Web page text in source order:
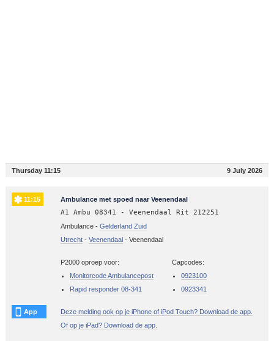
Thursday 11:15 9 July 2026
11:15 Ambulance met spoed naar Veenendaal
A1 Ambu 08341 - Veenendaal Rit 212251
Ambulance - Gelderland Zuid
Utrecht- Veenendaal - Veenendaal
P2000 oproep voor:
Monitorcode Ambulancepost
Rapid responder 08-341
Capcodes:
0923100
0923341
App
Deze melding ook op je iPhone of iPod Touch? Download de app.
Of op je iPad? Download de app.